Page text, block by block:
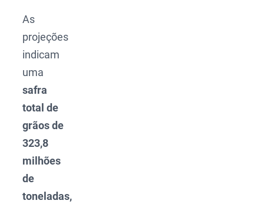
As
projeções
indicam
uma
safra
total de
grãos de
323,8
milhões
de
toneladas,